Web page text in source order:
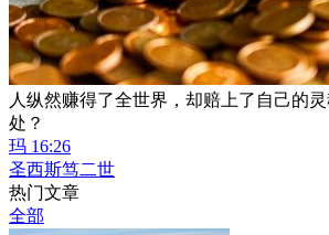
人纵然赚得了全世界，却赔上了自己的
处？
玛 16:26
圣西斯笃二世
热门文章
全部